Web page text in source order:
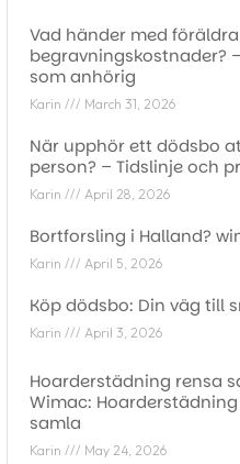
Vad händer med
begravningskostnader?
som anhörig
Karin March 31, 2026
När upphör ett dödsbo
person? – Tidslinje och
Karin April 28, 2026
Bortforsling i Halland?
Karin April 5, 2026
Köp dödsbo: Din väg till
Karin April 3, 2026
Hoarderstädning rensa
Wimac:
samla
Karin May 24, 2026